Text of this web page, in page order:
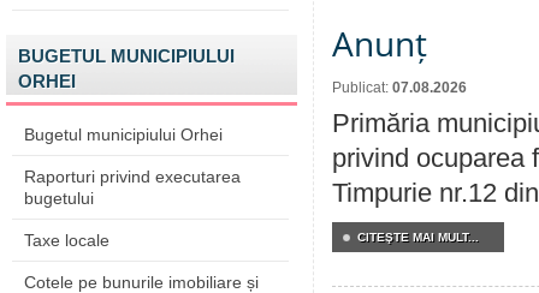
BUGETUL MUNICIPIULUI
ORHEI
Bugetul municipiului Orhei
Raporturi privind executarea
bugetului
Taxe locale
Cotele pe bunurile imobiliare și
Anunț
Publicat: 07.08.2026
Primăria
privind ocuparea
Timpurie nr.12
CITEŞTE MAI MULT...